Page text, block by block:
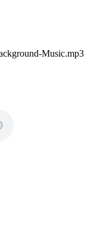
Music.mp3